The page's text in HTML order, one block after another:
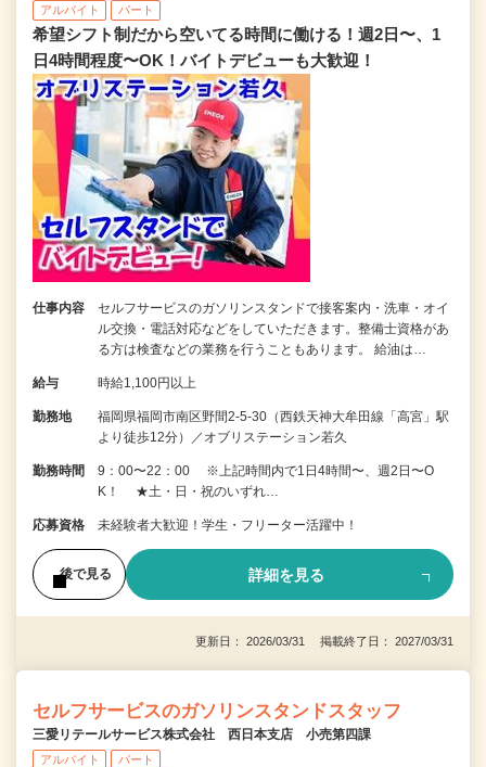
アルバイト パート
希望シフト制だから空いてる時間に働ける！週2日〜、1
日4時間程度〜OK！バイトデビューも大歓迎！
仕事内容
セルフサービスのガソリンスタンドで接客案内・洗車・オイ
ル交換・電話対応などをしていただきます。整備士資格があ
る方は検査などの業務を行うこともあります。 給油は…
給与 時給1,100円以上
勤務地
福岡県福岡市南区野間2-5-30（西鉄天神大牟田線「高宮」駅
より徒歩12分）／オブリステーション若久
勤務時間
9：00〜22：00 ※上記時間内で1日4時間〜、週2日〜O
K！ ★土・日・祝のいずれ…
応募資格 未経験者大歓迎！学生・フリーター活躍中！
後で見る 詳細を見る
更新日： 2026/03/31 掲載終了日： 2027/03/31
セルフサービスのガソリンスタンドスタッフ
三愛リテールサービス株式会社 西日本支店 小売第四課
アルバイト パート